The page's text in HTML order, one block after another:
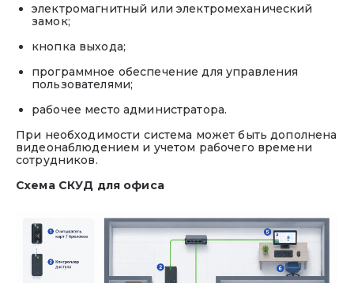
электромагнитный или электромеханический
замок;
кнопка выхода;
программное обеспечение для управления
пользователями;
рабочее место администратора.
При необходимости система может быть дополнена
видеонаблюдением и учетом рабочего времени
сотрудников.
Схема СКУД для офиса